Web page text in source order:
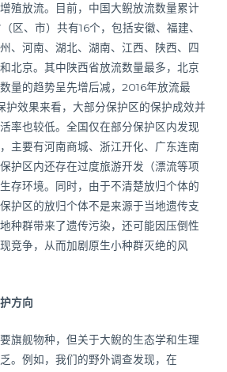
殖放流。目前，中国大鲵放流数量累计
区、市）共有16个，包括安徽、福建、
、河南、湖北、湖南、江西、陕西、四
北京。其中陕西省放流数量最多，北京
量的趋势呈先增后减，2016年放流最
护效果来看，大部分保护区的保护成效并
率也较低。全国仅在部分保护区内发现
主要有河南商城、浙江开化、广东连南
护区内还存在过度旅游开发（漂流等项
存环境。同时，由于不清楚放归个体的
护区的放归个体不是来源于当地遗传支
种群带来了遗传污染，还可能因压倒性
竞争，从而加剧原生小种群灭绝的风
方向
舰物种，但关于大鲵的生态学和生理
。例如，我们的野外调查发现，在